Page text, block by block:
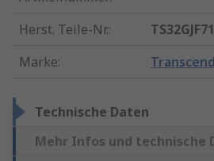
Herst. Teile-Nr.:
Marke: Transcend
Technische Daten
Mehr Infos und technische